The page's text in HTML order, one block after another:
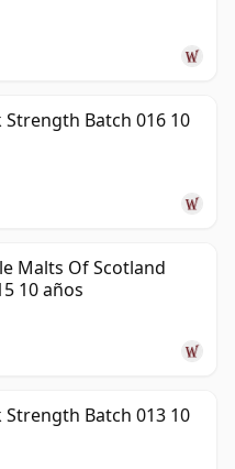
Strength Batch 016 10
Malts Of Scotland
10 años
Strength Batch 013 10